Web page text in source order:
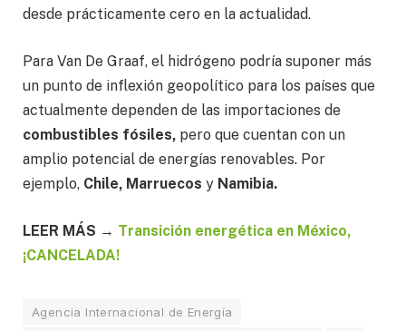
desde prácticamente cero en la actualidad.
Para Van De Graaf, el hidrógeno podría suponer más
un punto de inflexión geopolítico para los países que
actualmente dependen de las importaciones de
combustibles fósiles, pero que cuentan con un
amplio potencial de energías renovables. Por
ejemplo, Chile, Marruecos y Namibia.
LEER MÁS → Transición energética en México,
¡CANCELADA!
Agencia Internacional de Energía